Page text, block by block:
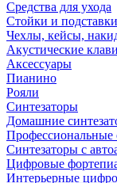
Средства для ухода
Стойки и
Чехлы, кейсы,
Акустические
Аксессуары
Пианино
Рояли
Синтезаторы
Домашние
Профессиональные
Синтезаторы с
Цифровые
Интерьерные